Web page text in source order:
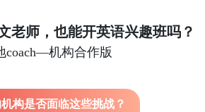
老师，也能开英语兴趣班吗？
coach—机构合作版
构是否面临这些挑战？